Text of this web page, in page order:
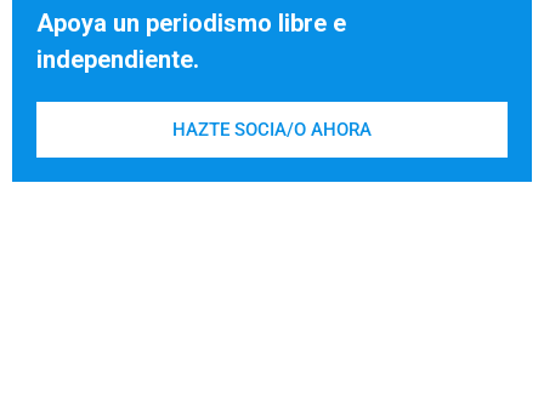
Apoya un periodismo libre e
independiente.
HAZTE SOCIA/O AHORA